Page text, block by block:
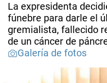
La expresidenta
fúnebre para darle el
gremialista, fallecido
de un cáncer de
Galería de fotos